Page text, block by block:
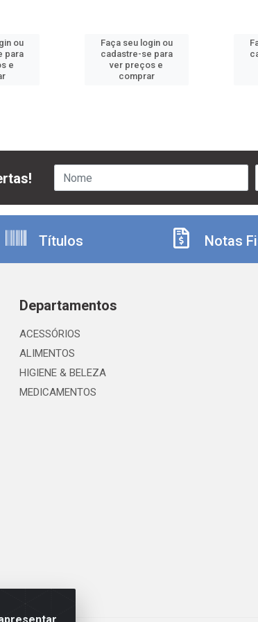
ou
para
e
Faça seu login ou
cadastre-se para
ver preços e
comprar
Títulos Notas
Departamentos
ACESSÓRIOS
ALIMENTOS
HIGIENE & BELEZA
MEDICAMENTOS